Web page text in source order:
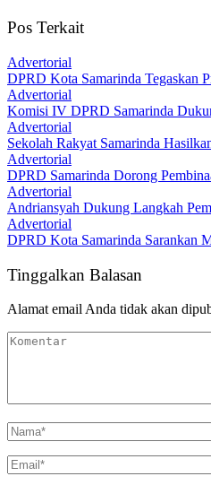
Pos Terkait
Advertorial
DPRD Kota Samarinda Tegaskan
Advertorial
Komisi IV DPRD Samarinda
Advertorial
Sekolah Rakyat Samarinda
Advertorial
DPRD Samarinda Dorong
Advertorial
Andriansyah Dukung Langkah
Advertorial
DPRD Kota Samarinda Sarankan
Tinggalkan Balasan
Alamat email Anda tidak akan